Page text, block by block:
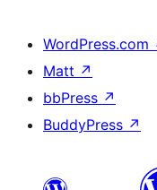
WordPress.com
Matt ↗
bbPress ↗
BuddyPress ↗